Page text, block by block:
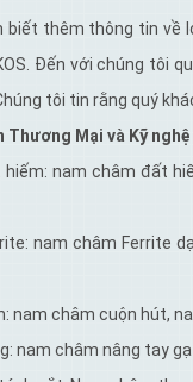
biết thêm thông tin về
Đến với chúng tôi
tôi tin rằng quý
Thương Mại và Kỹ
hiếm: nam châm đất
nam châm Ferrite
nam châm cuộn hút,
nam châm nâng tay